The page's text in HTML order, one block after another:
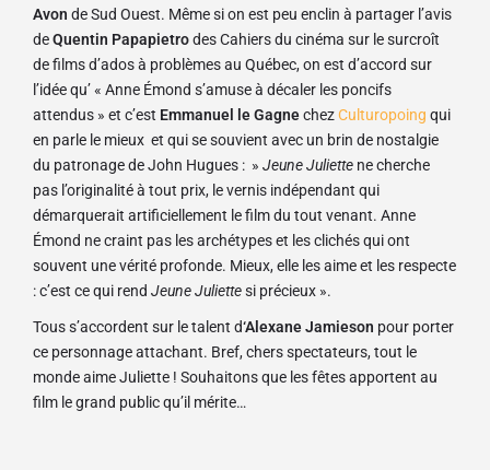
Avon de Sud Ouest. Même si on est peu enclin à partager l’avis
deQuentin Papapietrodes Cahiers du cinéma sur le surcroît
de films d’ados à problèmes au Québec, on est d’accord sur
l’idée qu’ « Anne Émond s’amuse à décaler les poncifs
attendus » et c’est Emmanuel le GagnechezCulturopoing qui
en parle le mieux et qui se souvient avec un brin de nostalgie
du patronage de John Hugues : » Jeune Juliette ne cherche
pas l’originalité à tout prix, le vernis indépendant qui
démarquerait artificiellement le film du tout venant. Anne
Émond ne craint pas les archétypes et les clichés qui ont
souvent une vérité profonde. Mieux, elle les aime et les respecte
: c’est ce qui rend Jeune Juliettesi précieux ».
Tous s’accordent sur le talent d‘Alexane Jamieson pour porter
ce personnage attachant. Bref, chers spectateurs, tout le
monde aime Juliette ! Souhaitons que les fêtes apportent au
film le grand public qu’il mérite…